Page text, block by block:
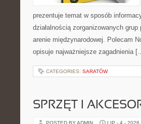
prezentuje temat w sposób
działalnością zorganizowanych
arenie międzynarodowej. Polecam
opisuje najważniejsze zagadnienia
CATEGORIES: SARATÓW
SPRZĘT I
POSTED BY ADMIN LIP - 4 - 2026